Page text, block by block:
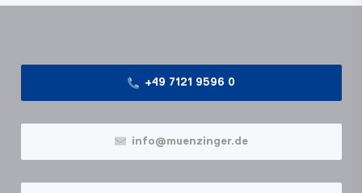
+49 7121 9596 0
info@muenzinger.de